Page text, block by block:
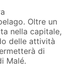
Oltre un
nella capitale,
delle attività
di
Malé.